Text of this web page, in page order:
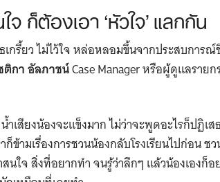
ก็ต้องเอา ‘หัวใจ’ แลกกัน
เกรี้ยว ไม่ไว้ใจ หล่อหลอมขึ้นจากประสบการ
กา อัลภาชน์Case Manager หรือผู้ดูแลรา
เสียงน้องจะแข็งมาก ไม่ว่าจะพูดอะไรก็ปฏิเ
ก็ข้ามเรื่องการชวนน้องกลับโรงเรียนไปก่อน ช
นใจ สิ่งที่อยากทำ จนรู้ว่าลึกๆ แล้วน้องเองก็